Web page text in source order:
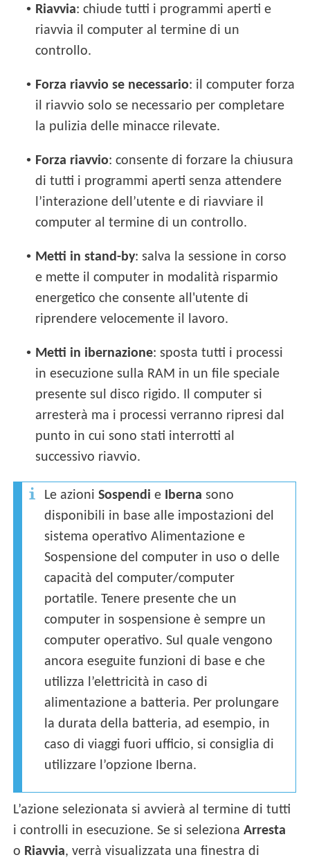
• Riavvia: chiude tutti i programmi aperti e
riavvia il computer al termine di un
controllo.
• Forza riavvio se necessario: il computer forza
il riavvio solo se necessario per completare
la pulizia delle minacce rilevate.
• Forza riavvio: consente di forzare la chiusura
di tutti i programmi aperti senza attendere
l’interazione dell’utente e di riavviare il
computer al termine di un controllo.
• Metti in stand-by: salva la sessione in corso
e mette il computer in modalità risparmio
energetico che consente all'utente di
riprendere velocemente il lavoro.
• Metti in ibernazione: sposta tutti i processi
in esecuzione sulla RAM in un file speciale
presente sul disco rigido. Il computer si
arresterà ma i processi verranno ripresi dal
punto in cui sono stati interrotti al
successivo riavvio.
Le azioniSospendi e Iberna sono
disponibili in base alle impostazioni del
sistema operativo Alimentazione e
Sospensione del computer in uso o delle
capacità del computer/computer
portatile. Tenere presente che un
computer in sospensione è sempre un
computer operativo. Sul quale vengono
ancora eseguite funzioni di base e che
utilizza l’elettricità in caso di
alimentazione a batteria. Per prolungare
la durata della batteria, ad esempio, in
caso di viaggi fuori ufficio, si consiglia di
utilizzare l’opzione Iberna.
L’azione selezionata si avvierà al termine di tutti
i controlli in esecuzione. Se si selezionaArresta
o Riavvia, verrà visualizzata una finestra di